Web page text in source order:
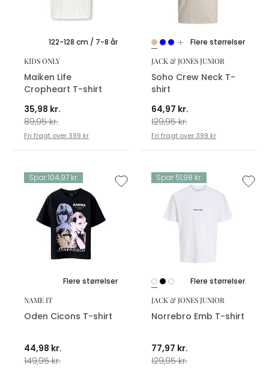
122-128 cm / 7-8 år
KIDS ONLY
Maiken Life
Cropheart T-shirt
35,98 kr.
89,95 kr.
Fri fragt over 399 kr
Flere størrelser
JACK & JONES JUNIOR
Soho Crew Neck T-
shirt
64,97 kr.
129,95 kr.
Fri fragt over 399 kr
Spar 104,97 kr.
Flere størrelser
NAME IT
Oden Cicons T-shirt
44,98 kr.
149,95 kr.
Spar 51,98 kr.
Flere størrelser
JACK & JONES JUNIOR
Norrebro Emb T-shirt
77,97 kr.
129,95 kr.